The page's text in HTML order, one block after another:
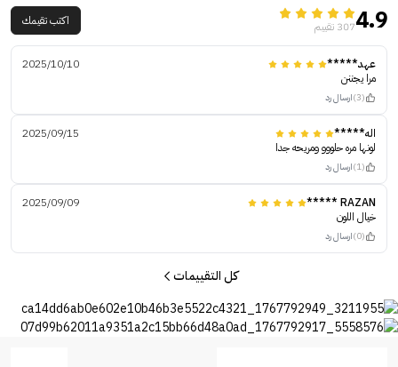
4.9307 تقييم اكتب تقيمك
عهد*****
2025/10/10
مرا يجننن
(3) ارسال رد
اله*****
2025/09/15
لونها مره حلووو ومريحه جدا
(1) ارسال رد
RAZAN *****
2025/09/09
خيال اللون
(0) ارسال رد
كل التقييمات